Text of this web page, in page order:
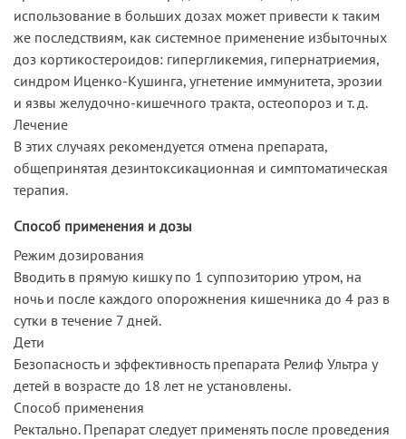
использование в больших дозах может привести к таким
же последствиям, как системное применение избыточных
доз кортикостероидов: гипергликемия, гипернатриемия,
синдром Иценко-Кушинга, угнетение иммунитета, эрозии
и язвы желудочно-кишечного тракта, остеопороз и т. д.
Лечение
В этих случаях рекомендуется отмена препарата,
общепринятая дезинтоксикационная и симптоматическая
терапия.
Способ применения и дозы
Режим дозирования
Вводить в прямую кишку по 1 суппозиторию утром, на
ночь и после каждого опорожнения кишечника до 4 раз в
сутки в течение 7 дней.
Дети
Безопасность и эффективность препарата Релиф Ультра у
детей в возрасте до 18 лет не установлены.
Способ применения
Ректально. Препарат следует применять после проведения